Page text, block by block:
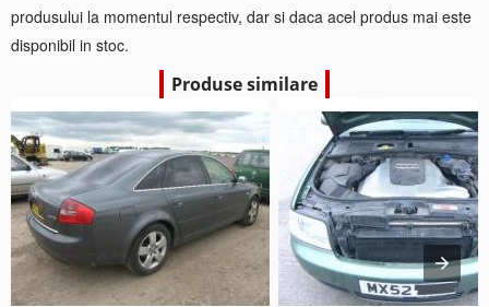
produsului la momentul respectiv, dar si daca acel produs mai este
disponibil in stoc.
Produse similare